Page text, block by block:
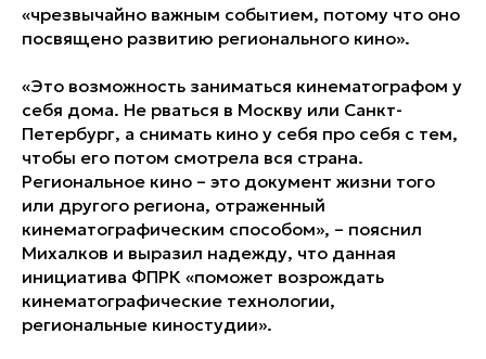
«чрезвычайно важным событием, потому что оно
посвящено развитию регионального кино».
«Это возможность заниматься кинематографом у
себя дома. Не рваться в Москву или Санкт-
Петербург, а снимать кино у себя про себя с тем,
чтобы его потом смотрела вся страна.
Региональное кино – это документ жизни того
или другого региона, отраженный
кинематографическим способом», – пояснил
Михалков и выразил надежду, что данная
инициатива ФПРК «поможет возрождать
кинематографические технологии,
региональные киностудии».